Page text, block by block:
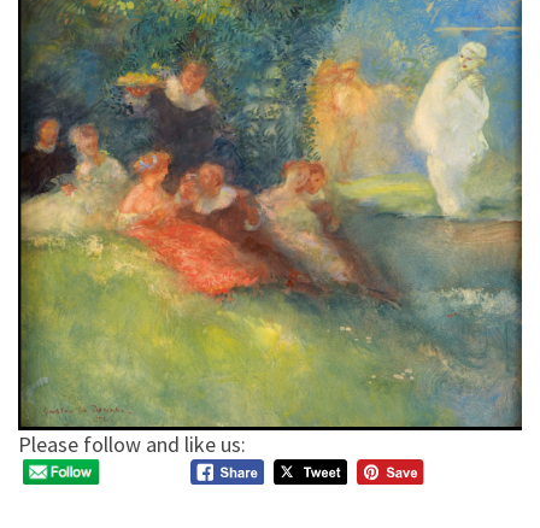
Please follow and like us: